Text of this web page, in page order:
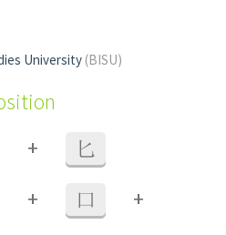
University (BISU)
+ 匕
+ 口 +